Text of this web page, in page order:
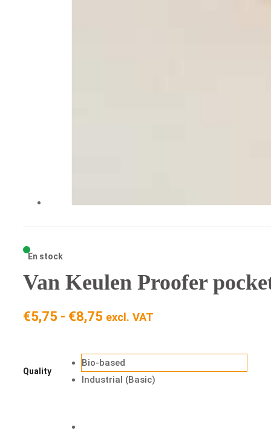
En stock
Van Keulen Proofer
€5,75 - €8,75 Rango
desde
€5,75
excl. VAT
Quality
Bio-based
Industrial (Basic)